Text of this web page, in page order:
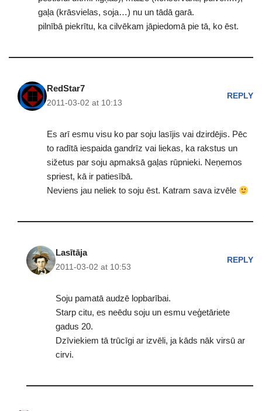
gaļa (krāsvielas, soja…) nu un tādā garā.
pilnībā piekrītu, ka cilvēkam jāpiedomā pie tā, ko ēst.
RedStar7
2011-03-02 at 10:13
REPLY
Es arī esmu visu ko par soju lasījis vai dzirdējis. Pēc
to radītā iespaida gandrīz vai liekas, ka rakstus un
sižetus par soju apmaksā gaļas rūpnieki. Neņemos
spriest, kā ir patiesībā.
Neviens jau neliek to soju ēst. Katram sava izvēle
Lasītāja
2011-03-02 at 10:53
REPLY
Soju pamatā audzē lopbarībai.
Starp citu, es neēdu soju un esmu veģetāriete
gadus 20.
Dzīviekiem tā trūcīgi ar izvēli, ja kāds nāk virsū ar
cirvi.